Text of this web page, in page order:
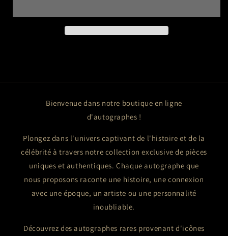
Peaks)
Peaks)
Bienvenue dans notre boutique en ligne
d'autographes !
Plongez dans l'univers captivant de l'histoire et de la
célébrité à travers notre collection exclusive de pièces
uniques et authentiques. Chaque autographe que
nous proposons raconte une histoire, une connexion
avec une époque, un artiste ou une personnalité
inoubliable.
Découvrez des autographes rares provenant d'icônes